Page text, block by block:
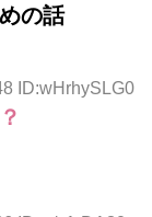
の話
ID:wHrhySLG0